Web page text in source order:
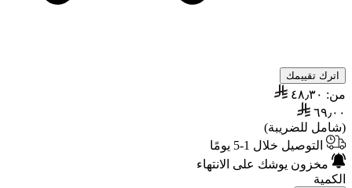
اترك تقييمك
من: ٤٨٫٣٠
٦٩٫٠٠
(شامل للضريبة)
التوصيل خلال 1-5 يومًا
مخزون يوشك على الانتهاء
الكمية